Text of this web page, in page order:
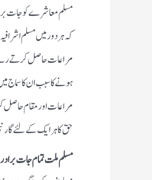
مسلم معاشرے کو جات
کہ ہر دور میں مسلم
مراعات حاصل کرتے رہے
ہونے کا سبب ان کا سماج
مراعات اور مقام حاصل
حق کا ہر ایک کے لئے
مسلم ملت تمام جات